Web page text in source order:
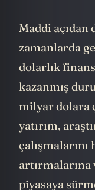
Maddi açıdan
zamanlarda
dolarlık
kazanmış
milyar dolara
yatırım,
artırmalarına